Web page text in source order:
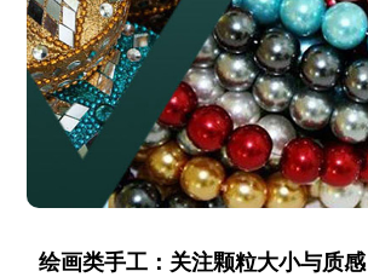
绘画类手工：关注颗粒大小与质感